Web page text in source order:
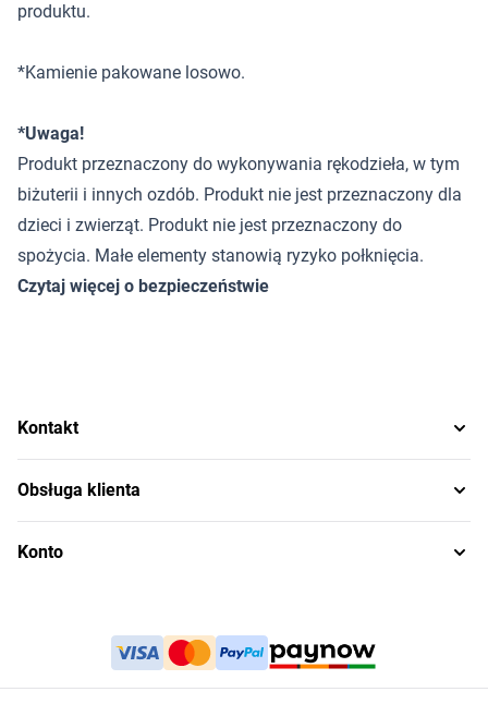
produktu.
*Kamienie pakowane losowo.
*Uwaga!
Produkt przeznaczony do wykonywania rękodzieła, w tym
biżuterii i innych ozdób. Produkt nie jest przeznaczony dla
dzieci i zwierząt. Produkt nie jest przeznaczony do
spożycia. Małe elementy stanowią ryzyko połknięcia.
Czytaj więcej o bezpieczeństwie
Kontakt
Obsługa klienta
Konto